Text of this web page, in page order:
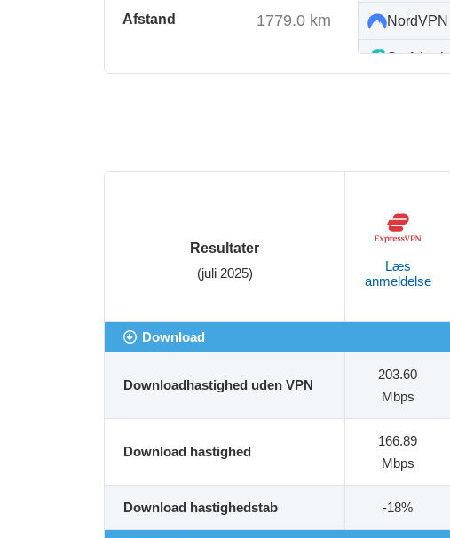
Afstand 1779.0 km NordVPN
Surfshark
Resultater
(juli 2025)
Læs
anmeldelse
Download
Downloadhastighed uden VPN
203.60
Mbps
Download hastighed
166.89
Mbps
Download hastighedstab -18%